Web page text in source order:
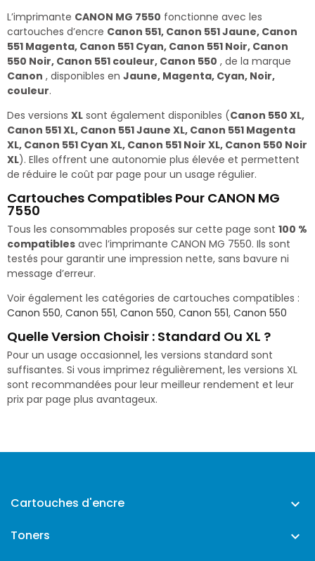
L’imprimante CANON MG 7550 fonctionne avec les
cartouches d’encre Canon 551, Canon 551 Jaune, Canon
551 Magenta, Canon 551 Cyan, Canon 551 Noir, Canon
550 Noir, Canon 551 couleur, Canon 550 , de la marque
Canon , disponibles en Jaune, Magenta, Cyan, Noir,
couleur.
Des versions XL sont également disponibles (Canon 550 XL,
Canon 551 XL, Canon 551 Jaune XL, Canon 551 Magenta
XL, Canon 551 Cyan XL, Canon 551 Noir XL, Canon 550 Noir
XL). Elles offrent une autonomie plus élevée et permettent
de réduire le coût par page pour un usage régulier.
Cartouches Compatibles Pour CANON MG
7550
Tous les consommables proposés sur cette page sont 100 %
compatibles avec l’imprimante CANON MG 7550. Ils sont
testés pour garantir une impression nette, sans bavure ni
message d’erreur.
Voir également les catégories de cartouches compatibles :
Canon 550, Canon 551, Canon 550, Canon 551, Canon 550
Quelle Version Choisir : Standard Ou XL ?
Pour un usage occasionnel, les versions standard sont
suffisantes. Si vous imprimez régulièrement, les versions XL
sont recommandées pour leur meilleur rendement et leur
prix par page plus avantageux.
Cartouches d'encre 
Toners 